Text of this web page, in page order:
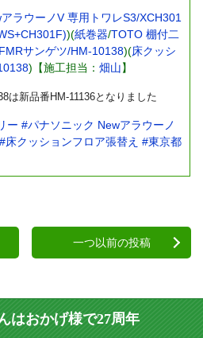
ラウーノV 専用トワレS3/XCH301
)(紙巻器/TOTO 棚付二
サンゲツ/HM-10138)(床クッシ
)【施工担当： 畑山】
は新品番HM-11136となりました
ー #パナソニック Newアラウーノ
#床クッションフロア張替え #東京都
一つ以前の投稿
はおかげ様で27周年